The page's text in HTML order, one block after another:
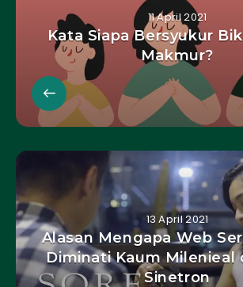
11 April 2021
Kata Siapa Bersyukur
Makmur?
13 April 2021
Alasan Mengapa Web
Diminati Kaum Milenieal
Sinetron